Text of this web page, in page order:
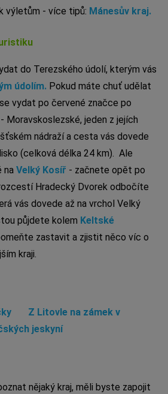
výletům - více tipů: Mánesův kraj.
do Terezského údolí, kterým vás
údolím. Pokud máte chuť udělat
vydat po červené značce po
Moravskoslezské, jeden z jejích
nádraží a cesta vás dovede
(celková délka 24 km). Ale
na Velký Kosíř - začnete opět po
Hradecký Dvorek odbočíte
vás dovede až na vrchol Velký
půjdete kolem Keltské
zastavit a zjistit něco víc o
kraji.
Z Litovle na zámek v
jeskyní
nějaký kraj, měli byste zapojit